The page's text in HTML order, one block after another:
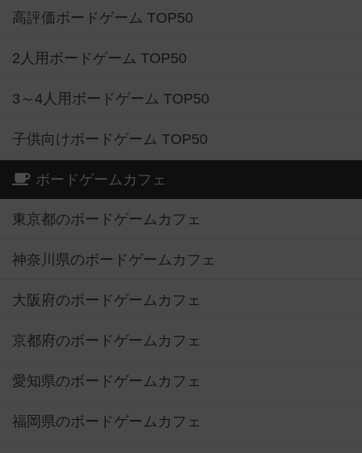
高評価ボードゲーム TOP50
2人用ボードゲーム TOP50
3～4人用ボードゲーム TOP50
子供向けボードゲーム TOP50
ボードゲームカフェ
東京都のボードゲームカフェ
神奈川県のボードゲームカフェ
大阪府のボードゲームカフェ
京都府のボードゲームカフェ
愛知県のボードゲームカフェ
福岡県のボードゲームカフェ